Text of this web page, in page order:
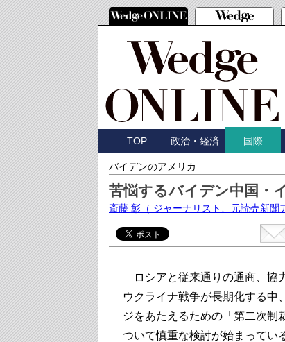
TOP 政治・経済 国際
バイデンのアメリカ
苦悩するバイデン中国・
斎藤 彰 （ ジャーナリスト、元読売新聞
ロシアと従来通りの通商、協
ウクライナ戦争が長期化する中
ジをあたえるための「第二次制
ついて慎重な検討が始まってい